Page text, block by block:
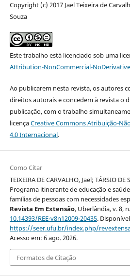
Copyright (c) 2017 Jael Teixeira de
Souza
Este trabalho está licenciado sob uma
Attribution-NonCommercial-
Ao publicarem nesta revista, os autores
direitos autorais e concedem à revista o
publicação, com o trabalho
licençaCreative Commons Atribuição-
4.0 Internacional.
Como Citar
TEIXEIRA DE CARVALHO, Jael; TÁRSIO
Programa itinerante de educação e
famílias de pessoas com necessidades
Revista Em Extensão, Uberlândia, v. 8,
10.14393/REE-v8n12009-20435.
https://seer.ufu.br/index.php/
Acesso em: 6 ago. 2026.
Formatos de Citação